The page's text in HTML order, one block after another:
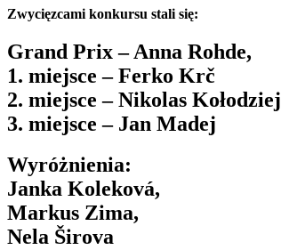
Zwycięzcami konkursu stali się:
Grand Prix – Anna Rohde,
1. miejsce – Ferko Krč
2. miejsce – Nikolas Kołodziej
3. miejsce – Jan Madej
Wyróżnienia:
Janka Koleková,
Markus Zima,
Nela Širova